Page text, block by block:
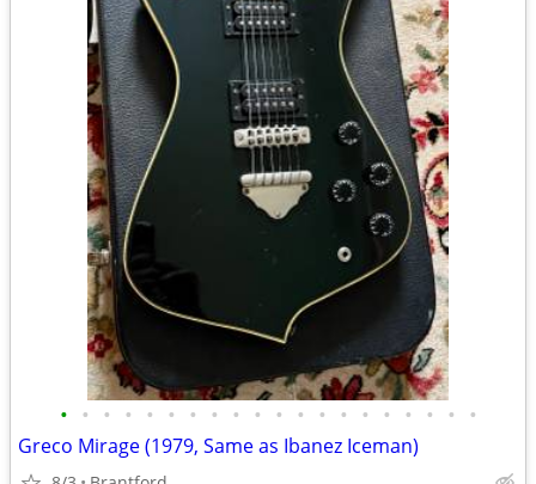
• • • • • • • • • • • • • • • • • • • •
Greco Mirage (1979, Same as Ibanez Iceman)